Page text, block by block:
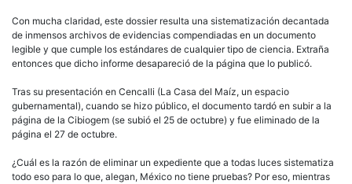
Con mucha claridad, este dossier resulta una sistematización decantada
de inmensos archivos de evidencias compendiadas en un documento
legible y que cumple los estándares de cualquier tipo de ciencia. Extraña
entonces que dicho informe desapareció de la página que lo publicó.
Tras su presentación en Cencalli (La Casa del Maíz, un espacio
gubernamental), cuando se hizo público, el documento tardó en subir a la
página de la Cibiogem (se subió el 25 de octubre) y fue eliminado de la
página el 27 de octubre.
¿Cuál es la razón de eliminar un expediente que a todas luces sistematiza
todo eso para lo que, alegan, México no tiene pruebas? Por eso, mientras